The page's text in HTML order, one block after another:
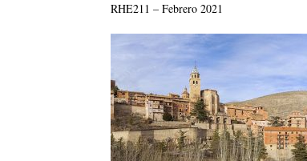
RHE211 – Febrero 2021